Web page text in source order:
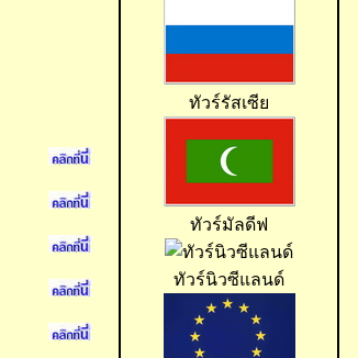
ทัวร์รัสเซีย
ทัวร์มัลดีฟ
ทัวร์นิวซีแลนด์